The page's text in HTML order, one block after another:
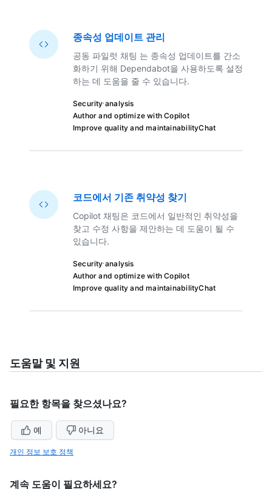
종속성 업데이트 관리
공동 파일럿 채팅 는 종속성 업데이트를 간소
화하기 위해 Dependabot을 사용하도록 설정
하는 데 도움을 줄 수 있습니다.
Security analysis
Author and optimize with Copilot
Improve quality and maintainabilityChat
코드에서 기존 취약성 찾기
Copilot 채팅은 코드에서 일반적인 취약성을
찾고 수정 사항을 제안하는 데 도움이 될 수
있습니다.
Security analysis
Author and optimize with Copilot
Improve quality and maintainabilityChat
도움말 및 지원
필요한 항목을 찾으셨나요?
예 아니요
개인 정보 보호 정책
계속 도움이 필요하세요?